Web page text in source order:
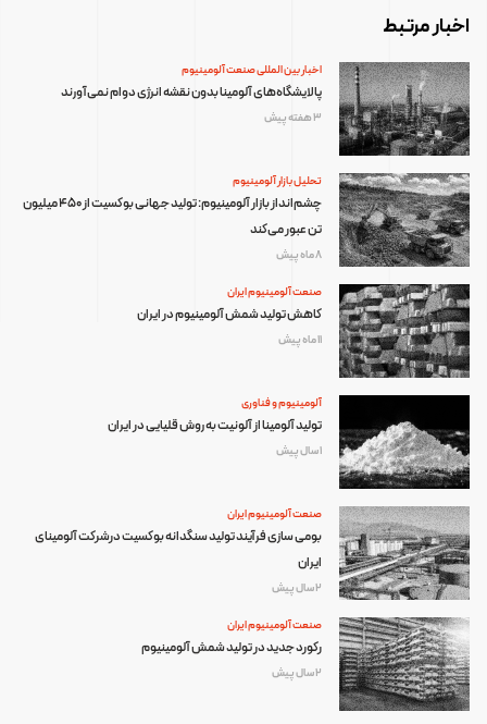
اخبار مرتبط
اخبار بین المللی صنعت آلومینیوم
پالایشگاه‌های آلومینا بدون نقشه انرژی دوام نمی‌آورند
3 هفته پیش
تحلیل بازار آلومینیوم
چشم‌انداز بازار آلومینیوم: تولید جهانی بوکسیت از ۴۵۰ میلیون
تن عبور می‌کند
8 ماه پیش
صنعت آلومینیوم ایران
کاهش تولید شمش آلومینیوم در ایران
11 ماه پیش
آلومینیوم و فناوری
تولید آلومینا از آلونیت به روش قلیایی در ایران
1 سال پیش
صنعت آلومینیوم ایران
بومی سازی فرآیند تولید سنگدانه بوکسیت درشرکت آلومینای
ایران
2 سال پیش
صنعت آلومینیوم ایران
رکورد جدید در تولید شمش آلومینیوم
2 سال پیش